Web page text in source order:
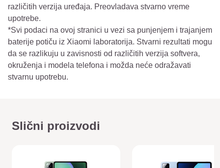
različitih verzija uređaja. Preovladava stvarno vreme
upotrebe.
*Svi podaci na ovoj stranici u vezi sa punjenjem i trajanjem
baterije potiču iz Xiaomi laboratorija. Stvarni rezultati mogu
da se razlikuju u zavisnosti od različitih verzija softvera,
okruženja i modela telefona i možda neće odražavati
stvarnu upotrebu.
Slični proizvodi